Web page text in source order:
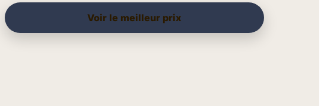
Voir le meilleur prix